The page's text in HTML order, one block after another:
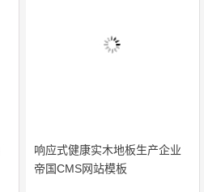
响应式健康实木地板生产企业
帝国CMS网站模板